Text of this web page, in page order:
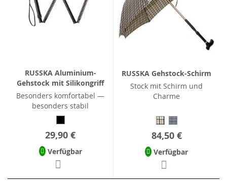
RUSSKA Aluminium-
Gehstock mit Silikongriff
Besonders komfortabel —
besonders stabil
29,90 €
Verfügbar
RUSSKA Gehstock-Schirm
Stock mit Schirm und
Charme
84,50 €
Verfügbar